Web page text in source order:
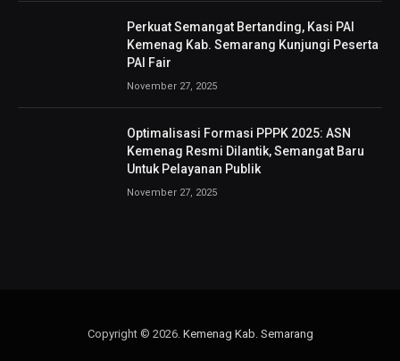
Perkuat Semangat Bertanding, Kasi PAI
Kemenag Kab. Semarang Kunjungi Peserta
PAI Fair
November 27, 2025
Optimalisasi Formasi PPPK 2025: ASN
Kemenag Resmi Dilantik, Semangat Baru
Untuk Pelayanan Publik
November 27, 2025
Copyright © 2026. Kemenag Kab. Semarang